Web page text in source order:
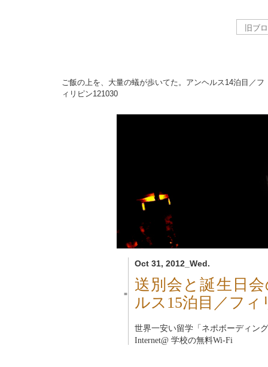
ご飯の上を、大量の蟻が歩いてた。アンヘルス14泊目／フ
ィリピン121030
Oct 31, 2012_Wed.
■
送別会と誕生日
ルス15泊目／フィ
世界一安い留学「ネポボーディン
Internet@ 学校の無料Wi-Fi